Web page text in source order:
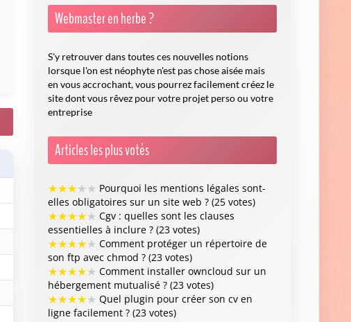
Webmaster en herbe ?
S'y retrouver dans toutes ces nouvelles notions
lorsque l'on est néophyte n'est pas chose aisée mais
en vous accrochant, vous pourrez facilement créez le
site dont vous rêvez pour votre projet perso ou votre
entreprise
Articles les plus votés
★★★★★ Pourquoi les mentions légales sont-
elles obligatoires sur un site web ? (25 votes)
★★★★★ Cgv : quelles sont les clauses
essentielles à inclure ? (23 votes)
★★★★★ Comment protéger un répertoire de
son ftp avec chmod ? (23 votes)
★★★★★ Comment installer owncloud sur un
hébergement mutualisé ? (23 votes)
★★★★★ Quel plugin pour créer son cv en
ligne facilement ? (23 votes)